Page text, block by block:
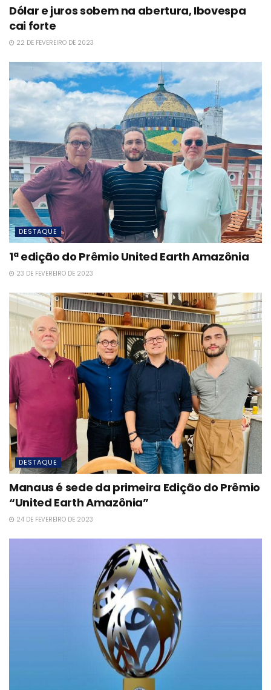
Dólar e juros sobem na abertura, Ibovespa
cai forte
22 DE FEVEREIRO DE 2023
DESTAQUE
1ª edição do Prêmio United Earth Amazônia
23 DE FEVEREIRO DE 2023
DESTAQUE
Manaus é sede da primeira Edição do Prêmio
“United Earth Amazônia”
24 DE FEVEREIRO DE 2023